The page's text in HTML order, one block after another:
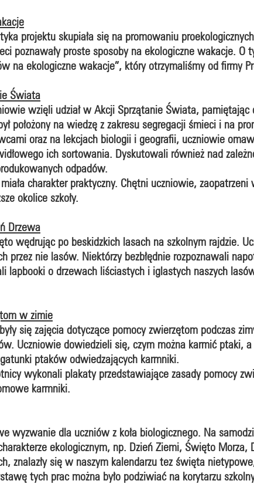
projektu skupiała się na promowaniu
poznawały proste sposoby na ekologiczne wakacje.
na ekologiczne wakacje”, który otrzymaliśmy od firmy
Świata
wzięli udział w Akcji Sprzątanie Świata,
położony na wiedzę z zakresu segregacji śmieci i na
oraz na lekcjach biologii i geografii, uczniowie
ich sortowania. Dyskutowali również nad
odpadów.
charakter praktyczny. Chętni uczniowie,
okolice szkoły.
Drzewa
wędrując po beskidzkich lasach na szkolnym rajdzie.
przez nie lasów. Niektórzy bezbłędnie rozpoznawali
lapbooki o drzewach liściastych i iglastych naszych
w zimie
się zajęcia dotyczące pomocy zwierzętom podczas
Uczniowie dowiedzieli się, czym można karmić ptaki,
ptaków odwiedzających karmniki.
wykonali plakaty przedstawiające zasady pomocy
karmniki.
wyzwanie dla uczniów z koła biologicznego. Na
ekologicznym, np. Dzień Ziemi, Święto
znalazły się w naszym kalendarzu tez święta
tych prac można było podziwiać na korytarzu